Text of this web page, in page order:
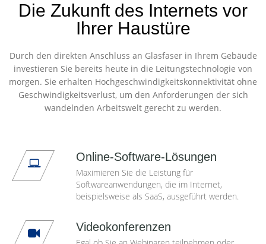
Die Zukunft des Internets vor
Ihrer Haustüre
Durch den direkten Anschluss an Glasfaser in Ihrem Gebäude
investieren Sie bereits heute in die Leitungstechnologie von
morgen. Sie erhalten Hochgeschwindigkeitskonnektivität ohne
Geschwindigkeitsverlust, um den Anforderungen der sich
wandelnden Arbeitswelt gerecht zu werden.
Online-Software-Lösungen
Maximieren Sie die Leistung für
Softwareanwendungen, die im Internet,
beispielsweise als SaaS, ausgeführt werden.
Videokonferenzen